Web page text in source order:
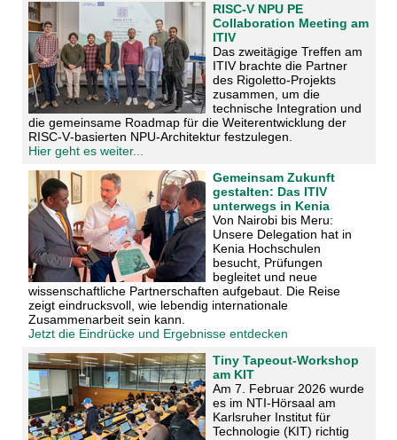
RISC‑V NPU PE
Collaboration Meeting am
ITIV
Das zweitägige Treffen am
ITIV brachte die Partner
des Rigoletto-Projekts
zusammen, um die
technische Integration und
die gemeinsame Roadmap für die Weiterentwicklung der
RISC‑V‑basierten NPU-Architektur festzulegen.
Hier geht es weiter...
Gemeinsam Zukunft
gestalten: Das ITIV
unterwegs in Kenia
Von Nairobi bis Meru:
Unsere Delegation hat in
Kenia Hochschulen
besucht, Prüfungen
begleitet und neue
wissenschaftliche Partnerschaften aufgebaut. Die Reise
zeigt eindrucksvoll, wie lebendig internationale
Zusammenarbeit sein kann.
Jetzt die Eindrücke und Ergebnisse entdecken
Tiny Tapeout-Workshop
am KIT
Am 7. Februar 2026 wurde
es im NTI-Hörsaal am
Karlsruher Institut für
Technologie (KIT) richtig